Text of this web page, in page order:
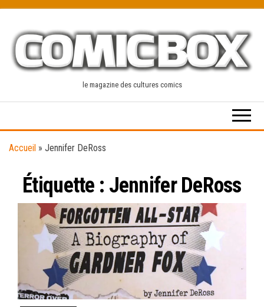
content
le magazine des cultures comics
Accueil » Jennifer DeRoss
Étiquette : Jennifer DeRoss